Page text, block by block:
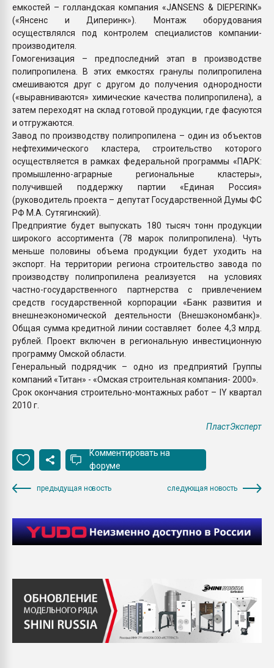
емкостей – голландская компания «JANSENS & DIEPERINK»
(«Янсенс и Диперинк»). Монтаж оборудования
осуществлялся под контролем специалистов компании-
производителя.
Гомогенизация – предпоследний этап в производстве
полипропилена. В этих емкостях гранулы полипропилена
смешиваются друг с другом до получения однородности
(«выравниваются» химические качества полипропилена), а
затем переходят на склад готовой продукции, где фасуются
и отгружаются.
Завод по производству полипропилена – один из объектов
нефтехимического кластера, строительство которого
осуществляется в рамках федеральной программы «ПАРК:
промышленно-аграрные региональные кластеры»,
получившей поддержку партии «Единая Россия»
(руководитель проекта – депутат Государственной Думы ФС
РФ М.А. Сутягинский).
Предприятие будет выпускать 180 тысяч тонн продукции
широкого ассортимента (78 марок полипропилена). Чуть
меньше половины объема продукции будет уходить на
экспорт. На территории региона строительство завода по
производству полипропилена реализуется на условиях
частно-государственного партнерства с привлечением
средств государственной корпорации «Банк развития и
внешнеэкономической деятельности (Внешэкономбанк)».
Общая сумма кредитной линии составляет более 4,3 млрд.
рублей. Проект включен в региональную инвестиционную
программу Омской области.
Генеральный подрядчик – одно из предприятий Группы
компаний «Титан» - «Омская строительная компания- 2000».
Срок окончания строительно-монтажных работ – IY квартал
2010 г.
ПластЭксперт
Комментировать на
форуме
предыдущая новость следующая новость